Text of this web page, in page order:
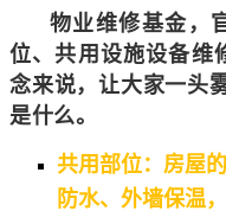
物业维修基金，
位、共用设施设备维
念来说，让大家一头
是什么。
共用部位：房屋
防水、外墙保温